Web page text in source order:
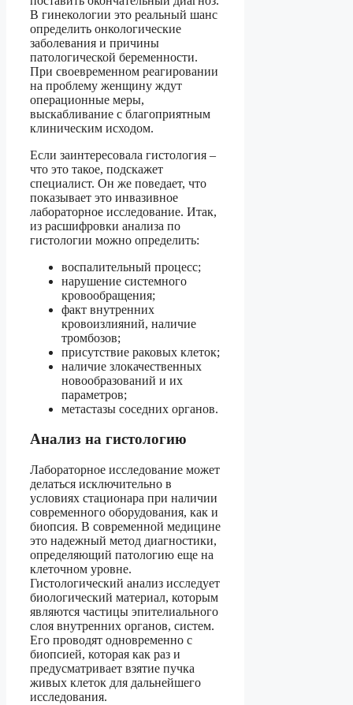
В гинекологии это реальный шанс
определить онкологические
заболевания и причины
патологической беременности.
При своевременном реагировании
на проблему женщину ждут
операционные меры,
выскабливание с благоприятным
клиническим исходом.
Если заинтересовала гистология –
что это такое, подскажет
специалист. Он же поведает, что
показывает это инвазивное
лабораторное исследование. Итак,
из расшифровки анализа по
гистологии можно определить:
воспалительный процесс;
нарушение системного
кровообращения;
факт внутренних
кровоизлияний, наличие
тромбозов;
присутствие раковых клеток;
наличие злокачественных
новообразований и их
параметров;
метастазы соседних органов.
Анализ на гистологию
Лабораторное исследование может
делаться исключительно в
условиях стационара при наличии
современного оборудования, как и
биопсия. В современной медицине
это надежный метод диагностики,
определяющий патологию еще на
клеточном уровне.
Гистологический анализ исследует
биологический материал, которым
являются частицы эпителиального
слоя внутренних органов, систем.
Его проводят одновременно с
биопсией, которая как раз и
предусматривает взятие пучка
живых клеток для дальнейшего
исследования.